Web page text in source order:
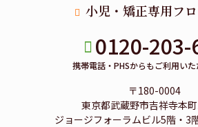
小児・矯正専用フ
0120-203-
携帯電話・PHSからもご利用いた
〒180-0004
東京都武蔵野市吉祥寺本
ジョージフォーラムビル5階・3